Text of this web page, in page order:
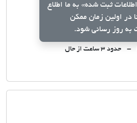
ثبت شده» به ما اطلاع
در اولین زمان ممکن
به روز رسانی شود.
حدود ۳ ساعت از حال